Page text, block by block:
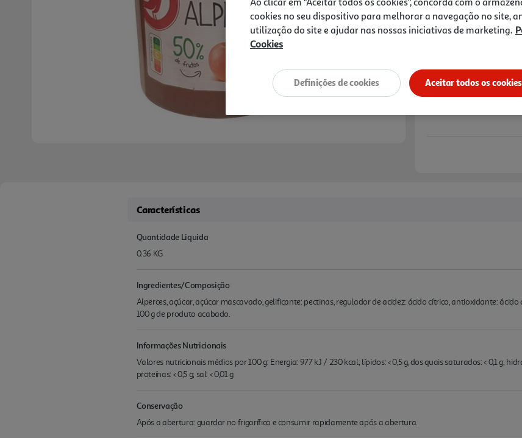
Características
Quantidade Liquida
0.36 KG
Ingredientes/Composição
Alperces, açúcar, açúcar mascavado, gelificante: pectinas, regulador de acidez: ácido cítrico, antioxidante:
100 g de produto acabado.
Informações Nutricionais
Valores nutricionais médios por 100 g: Energia: 977 kJ / 230 kcal; lípidos: < 0,5 g, dos quais saturados: < 0,1 g;
proteínas: < 0,5 g; sal: < 0,01 g
Conservação
Após a abertura: guardar no frigorífico e consumir rapidamente após a abertura.
cookies no seu dispositivo para melhorar a navegação no site,
utilização do site e ajudar nas nossas iniciativas de marketing.
Cookies
Aceitar todos os cookies
Definições de cookies